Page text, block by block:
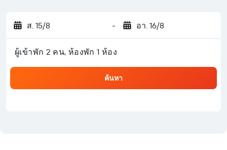
ส. 15/8 - อา. 16/8
ผู้เข้าพัก 2 คน, ห้องพัก 1 ห้อง
ค้นหา